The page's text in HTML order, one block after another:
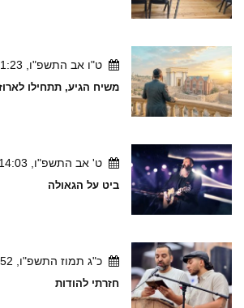
ט"ו אב התשפ"ו, 11:23
משיח הגיע, תתחילו
ט' אב התשפ"ו, 14:03
ביט על הגאולה
כ"ג תמוז התשפ"ו, 11:52
חזרתי להודות